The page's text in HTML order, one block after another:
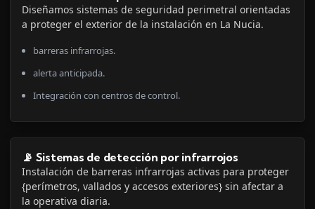
Diseñamos sistemas de seguridad perimetral orientadas
a proteger el exterior de la instalación en La Nucia.
barreras infrarrojas.
alerta anticipada.
Integración con centros de control.
📡 Sistemas de detección por infrarrojos
Instalación de barreras infrarrojas activas para proteger
{perímetros, vallados y accesos exteriores} sin afectar a
la operativa diaria.